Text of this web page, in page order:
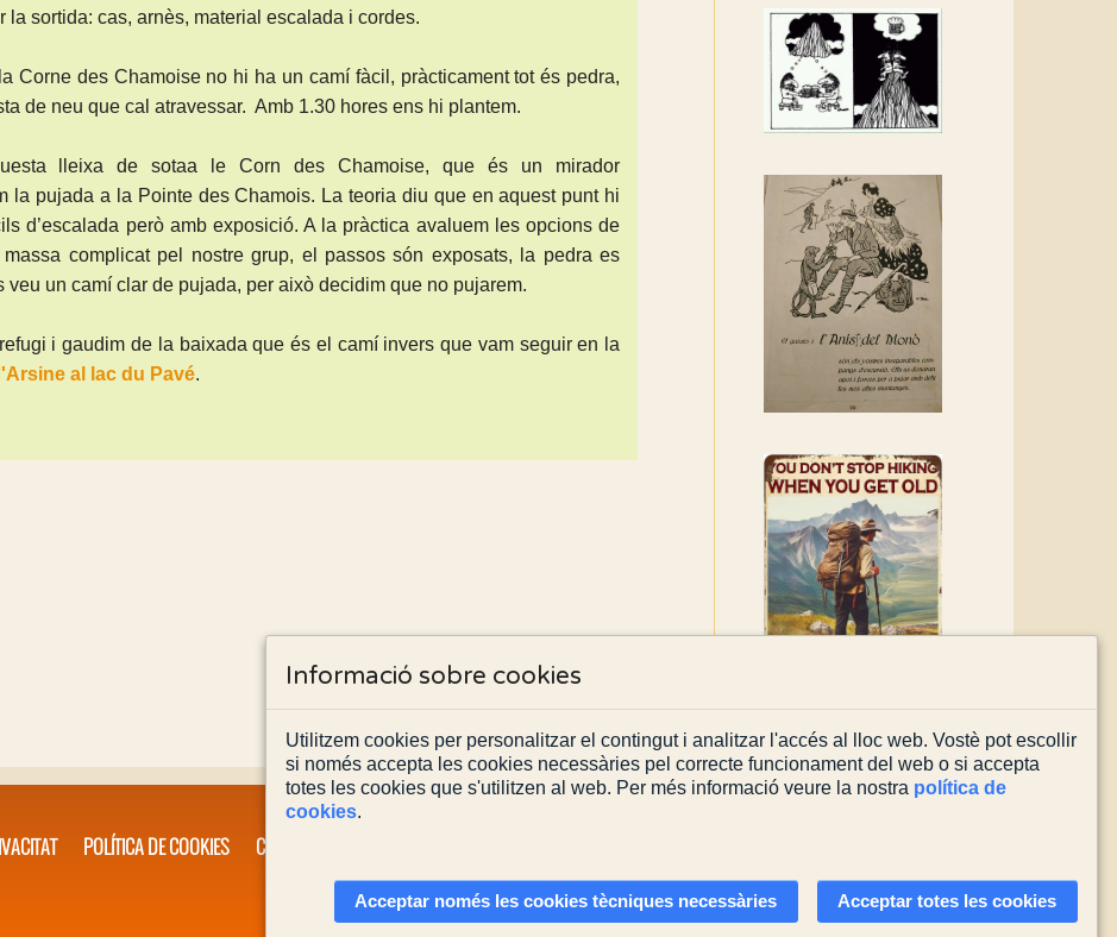
la sortida: cas, arnès, material escalada i cordes.
Corne des Chamoise no hi ha un camí fàcil, pràcticament tot és pedra,
de neu que cal atravessar. Amb 1.30 hores ens hi plantem.
lleixa de sotaa le Corn des Chamoise, que és un mirador
la pujada a la Pointe des Chamois. La teoria diu que en aquest punt hi
d’escalada però amb exposició. A la pràctica avaluem les opcions de
complicat pel nostre grup, el passos són exposats, la pedra es
veu un camí clar de pujada, per això decidim que no pujarem.
i gaudim de la baixada que és el camí invers que vam seguir en la
al lac du Pavé.
recuperació del refugi i de
l'entorn de Sant Aniol
POLÍTICA DE COOKIES CONTACTA'NS
Actualitzada el03/08/2026
Informació sobre cookies
Utilitzem cookies per personalitzar el contingut i analitzar l'accés al lloc web. Vostè pot escollir
si només accepta les cookies necessàries pel correcte funcionament del web o si accepta
totes les cookies que s'utilitzen al web. Per més informació veure la nostra política de
cookies.
Acceptar només les cookies tècniques necessàries Acceptar totes les cookies